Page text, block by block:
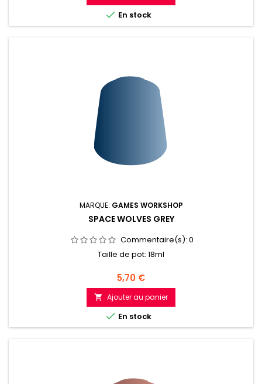
 En stock
MARQUE: GAMES WORKSHOP
SPACE WOLVES GREY
Commentaire(s): 0
Taille de pot: 18ml
Prix
5,70 €
 Ajouter au panier
 En stock